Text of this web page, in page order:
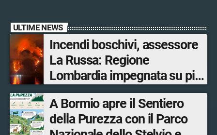
ULTIME NEWS
Incendi boschivi, assessore
La Russa: Regione
Lombardia impegnata su più
fronti, 48 volontari coinvolti
tra le province di Lecco,
Sondrio, Milano e Como
A Bormio apre il Sentiero
della Purezza con il Parco